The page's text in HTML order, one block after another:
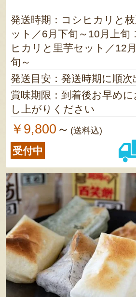
発送時期：コシヒカリと
ット／6月下旬～10月上旬
ヒカリと里芋セット／12
旬～
発送目安：発送時期に順次
賞味期限：到着後お早めに
し上がりください
￥9,800 ～ (送料込)
受付中